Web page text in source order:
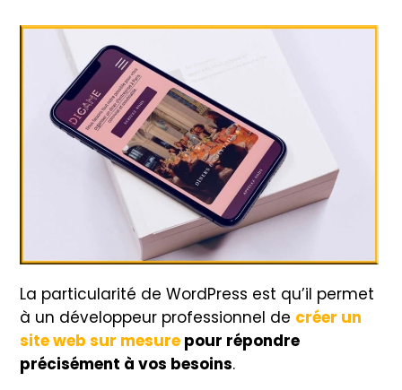
La particularité de WordPress est qu’il permet
à un développeur professionnel de créer un
site web sur mesure pour répondre
précisément à vos besoins.